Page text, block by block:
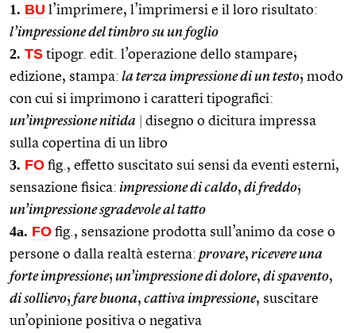
1. BU l’imprimere, l’imprimersi e il loro risultato:
l’impressione del timbro su un foglio
2. TS tipogr. edit. l’operazione dello stampare;
edizione, stampa: la terza impressione di un testo; modo
con cui si imprimono i caratteri tipografici:
un’impressione nitida
disegno o dicitura impressa
sulla copertina di un libro
3. FO fig., effetto suscitato sui sensi da eventi esterni,
sensazione fisica: impressione di caldo, di freddo;
un’impressione sgradevole al tatto
4a. FO fig., sensazione prodotta sull’animo da cose o
persone o dalla realtà esterna: provare, ricevere una
forte impressione; un’impressione di dolore, di spavento,
di sollievo; fare buona, cattiva impressione, suscitare
un’opinione positiva o negativa